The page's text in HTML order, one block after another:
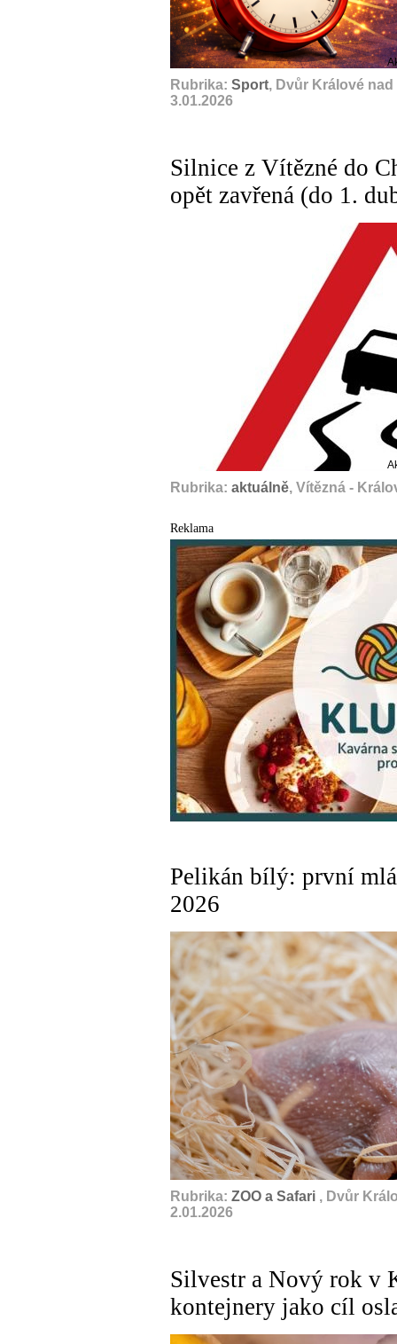
Rubrika: Sport, Dvůr Králové
3.01.2026
Silnice z Vítězné do
opět zavřená (do 1.
Rubrika: aktuálně, Vítězná -
Reklama
Pelikán bílý: první
2026
Rubrika: ZOO a Safari , Dvůr
2.01.2026
Silvestr a Nový rok v
kontejnery jako cíl